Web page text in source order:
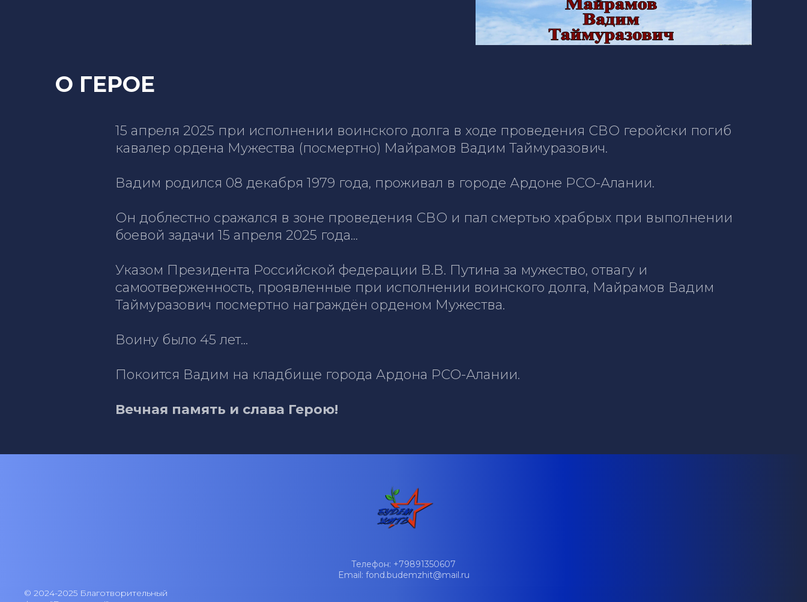
О ГЕРОЕ
15 апреля 2025 при исполнении воинского долга в ходе проведения СВО геройски погиб
кавалер ордена Мужества (посмертно) Майрамов Вадим Таймуразович.
Вадим родился 08 декабря 1979 года, проживал в городе Ардоне РСО-Алании.
Он доблестно сражался в зоне проведения СВО и пал смертью храбрых при выполнении
боевой задачи 15 апреля 2025 года...
Указом Президента Российской федерации В.В. Путина за мужество, отвагу и
самоотверженность, проявленные при исполнении воинского долга, Майрамов Вадим
Таймуразович посмертно награждён орденом Мужества.
Воину было 45 лет...
Покоится Вадим на кладбище города Ардона РСО-Алании.
Вечная память и слава Герою!
Телефон: +79891350607
Email: fond.budemzhit@mail.ru
© 2024-2025 Благотворительный